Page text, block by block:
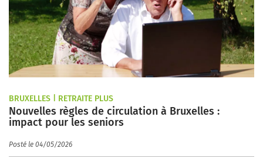
BRUXELLES | RETRAITE PLUS
Nouvelles règles de circulation à Bruxelles :
impact pour les seniors
Posté le 04/05/2026